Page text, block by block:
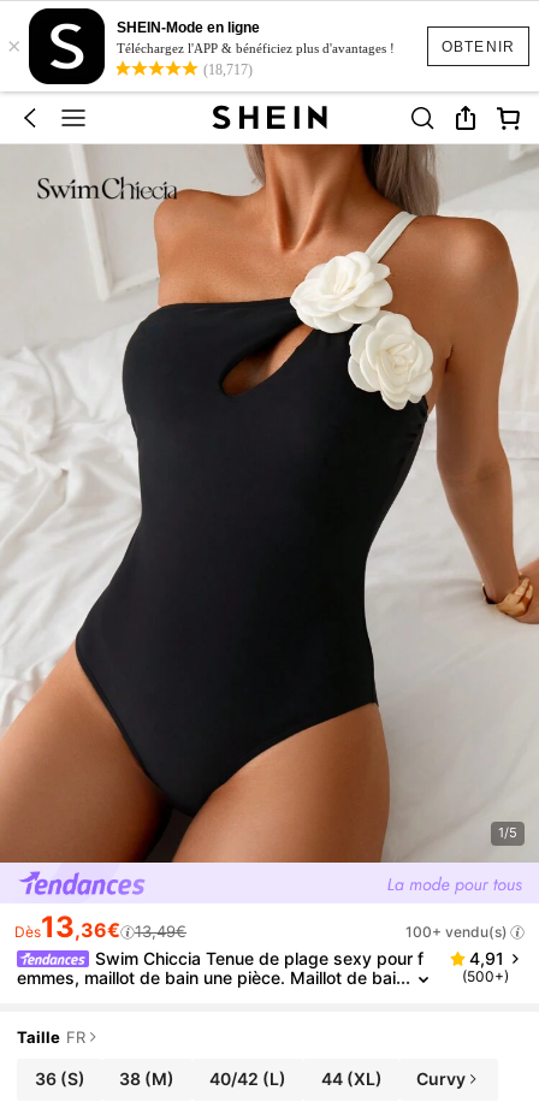
OBTENIR
×
SHEIN-Mode en ligne
Téléchargez l'APP & bénéficiez plus d'avantages !
(18,717)
1/5
Dès13,36€ 13,49€ 100+ vendu(s)
Swim Chiccia Tenue de plage sexy pour f
emmes, maillot de bain une pièce. Maillot de bai
4,91
(500+)
Taille FR
36(S) 38 (M) 40/42 (L) 44(XL) Curvy